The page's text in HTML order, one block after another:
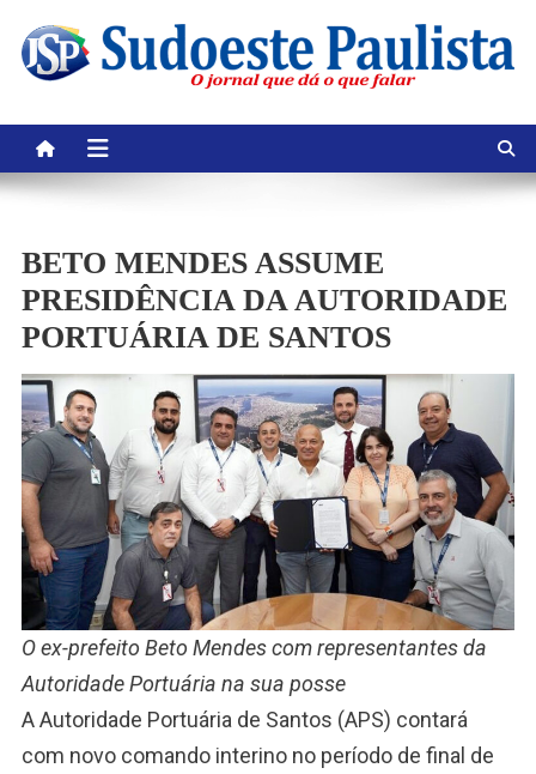
content
BETO MENDES ASSUME
PRESIDÊNCIA DA AUTORIDADE
PORTUÁRIA DE SANTOS
O ex-prefeito Beto Mendes com representantes da
Autoridade Portuária na sua posse
A Autoridade Portuária de Santos (APS) contará
com novo comando interino no período de final de